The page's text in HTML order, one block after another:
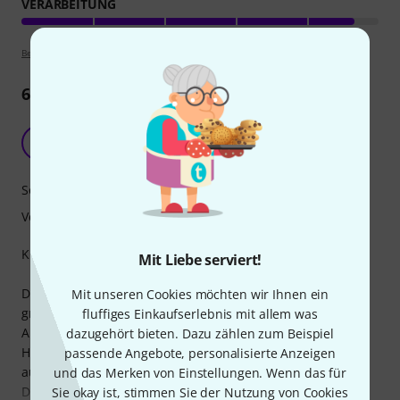
Mit Liebe serviert!
Mit unseren Cookies möchten wir Ihnen ein
fluffiges Einkaufserlebnis mit allem was
dazugehört bieten. Dazu zählen zum Beispiel
passende Angebote, personalisierte Anzeigen
und das Merken von Einstellungen. Wenn das für
Sie okay ist, stimmen Sie der Nutzung von Cookies
VERARBEITUNG
Bewertungsrichtlinien
6Rezensionen
Präsent, hoch, differenziert
Hannes375 01.02.2023
Kurz:
Die Hihat hat einen prägnanten, differenzierten Sound mit
großem Höhenanteil. Betonungen, schnelle Figuren,
Akzente mit leichtem Öffnen... das sind die Stärken dieser
Hihat. Wirklich sehr klar zu orten, super schnell da und
auch super schnell wieder weg. Genau so wollte ich das.
Die Lautstärke ist "mittel" würde ich sagen. Die
Sound
Verarbeitung